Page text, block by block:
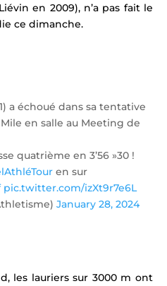
en 2009), n’a pas fait le
ce dimanche.
a échoué dans sa tentative
en salle au Meeting de
quatrième en 3’56 »30 !
en sur
pic.twitter.com/izXt9r7e6L
January 28, 2024
les lauriers sur 3000 m ont